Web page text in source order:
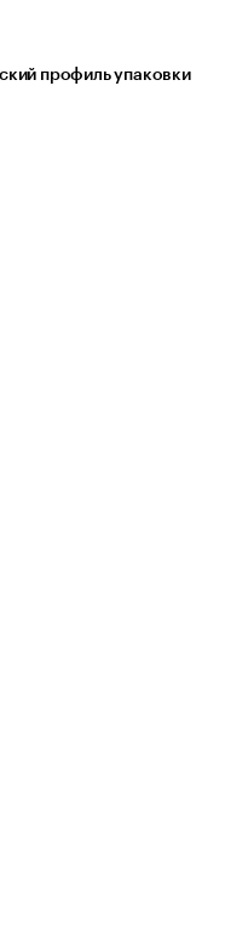
профиль упаковки